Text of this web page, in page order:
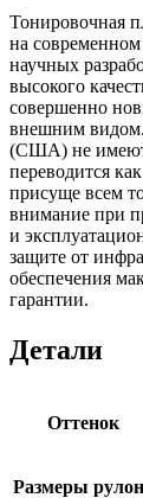
Тонировочная
на
научных
высокого
совершенно
внешним
(США) не имеют
переводится
присуще всем
внимание при
и
защите от
обеспечения
гарантии.
Детали
Оттенок
Размеры